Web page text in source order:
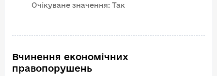
Очікуване значення: Так
Вчинення економічних
правопорушень